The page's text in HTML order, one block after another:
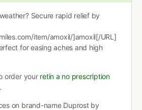
Secure rapid relief by
item/amoxil/]amoxil[/URL]
for easing aches and high
order your retin a no prescription
on brand-name Duprost by